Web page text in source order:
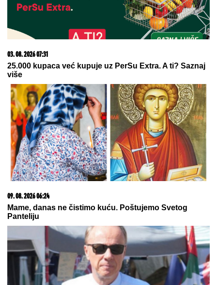
(FOTO) SVI GLEDAJU U SARU JO!Pevačica i
Aleksej Bjelogrlić ne skidaju osmeh sa lica, a ona
jednim potezom OČARALA SVE
"Drago mi je što mi je Bog baš nju
LJUBAV sa UGLEDNOM
DOKTORKOM, a sada spremni za